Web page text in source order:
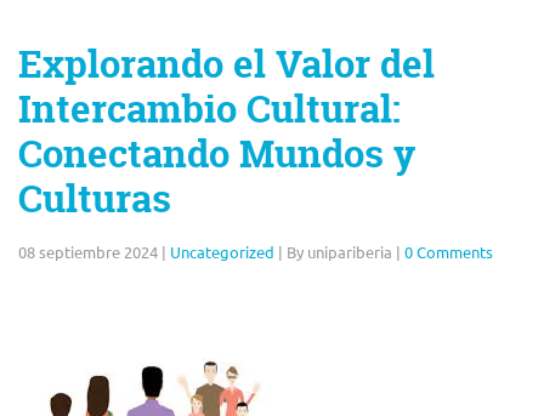
Explorando el Valor del
Intercambio Cultural:
Conectando Mundos y
Culturas
08 septiembre 2024 | Uncategorized | By unipariberia | 0 Comments